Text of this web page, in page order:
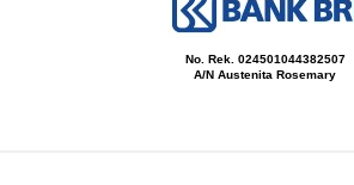
No. Rek. 024501044382507
A/N Austenita Rosemary